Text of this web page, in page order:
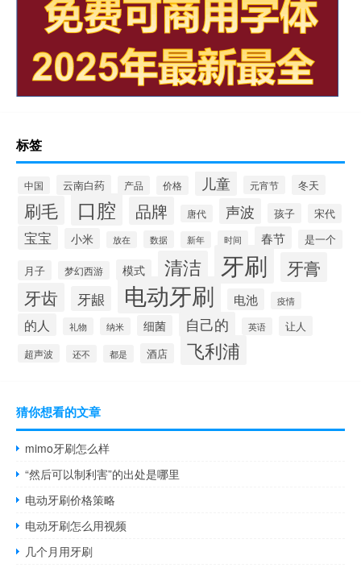
标签
中国 云南白药 产品 价格 儿童 元宵节 冬天
刷毛 口腔 品牌 唐代 声波 孩子 宋代
宝宝 小米 放在 数据 新年 时间 春节 是一个
月子 梦幻西游 模式 清洁 牙刷 牙膏
牙齿 牙龈 电动牙刷 电池 疫情
的人 礼物 纳米 细菌 自己的 英语 让人
超声波 还不 都是 酒店 飞利浦
猜你想看的文章
mimo牙刷怎么样
“然后可以制利害”的出处是哪里
电动牙刷价格策略
电动牙刷怎么用视频
几个月用牙刷